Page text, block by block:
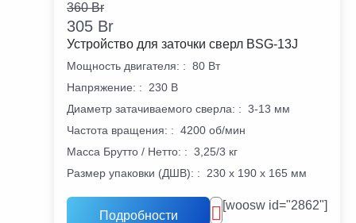
360Br
305 Br
Устройство для заточки сверл BSG-13J
Мощность двигателя: : 80 Вт
Напряжение: :
230 В
Диаметр затачиваемого сверла: : 3-13 мм
Частота вращения: : 4200 об/мин
Масса Брутто / Нетто: : 3,25/3 кг
Размер упаковки (ДШВ): : 230 х 190 х 165 мм
Подробности
[woosw id="2862"]